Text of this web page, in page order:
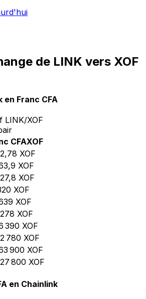
de LINK vers XOF
Franc CFA
LINK/XOF
CFAXOF
XOF
XOF
XOF
XOF
XOF
XOF
390 XOF
780 XOF
900 XOF
800 XOF
en Chainlink